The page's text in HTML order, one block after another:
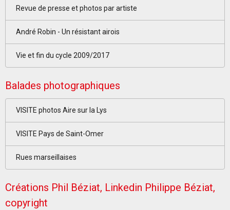
Revue de presse et photos par artiste
André Robin - Un résistant airois
Vie et fin du cycle 2009/2017
Balades photographiques
VISITE photos Aire sur la Lys
VISITE Pays de Saint-Omer
Rues marseillaises
Créations Phil Béziat, Linkedin Philippe Béziat,
copyright